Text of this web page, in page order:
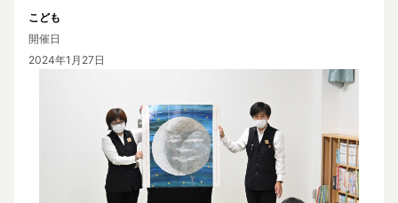
こども
開催日
2024年1月27日